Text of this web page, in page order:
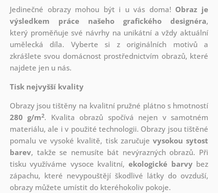
Jedinečné obrazy mohou být i u vás doma! Obraz je
výsledkem práce našeho grafického designéra,
který proměňuje své návrhy na unikátní a vždy aktuální
umělecká díla. Vyberte si z originálních motivů a
zkrášlete svou domácnost prostřednictvím obrazů, které
najdete jen u nás.
Tisk nejvyšší kvality
Obrazy jsou tištěny na kvalitní pružné plátno s hmotností
280 g/m2. Kvalita obrazů spočívá nejen v samotném
materiálu, ale i v použité technologii. Obrazy jsou tištěné
pomalu ve vysoké kvalitě, tisk zaručuje vysokou sytost
barev, takže se nemusíte bát nevýrazných obrazů. Při
tisku využíváme vysoce kvalitní,ekologické barvybez
zápachu, které nevypouštějí škodlivé látky do ovzduší,
obrazy můžete umístit do kteréhokoliv pokoje.